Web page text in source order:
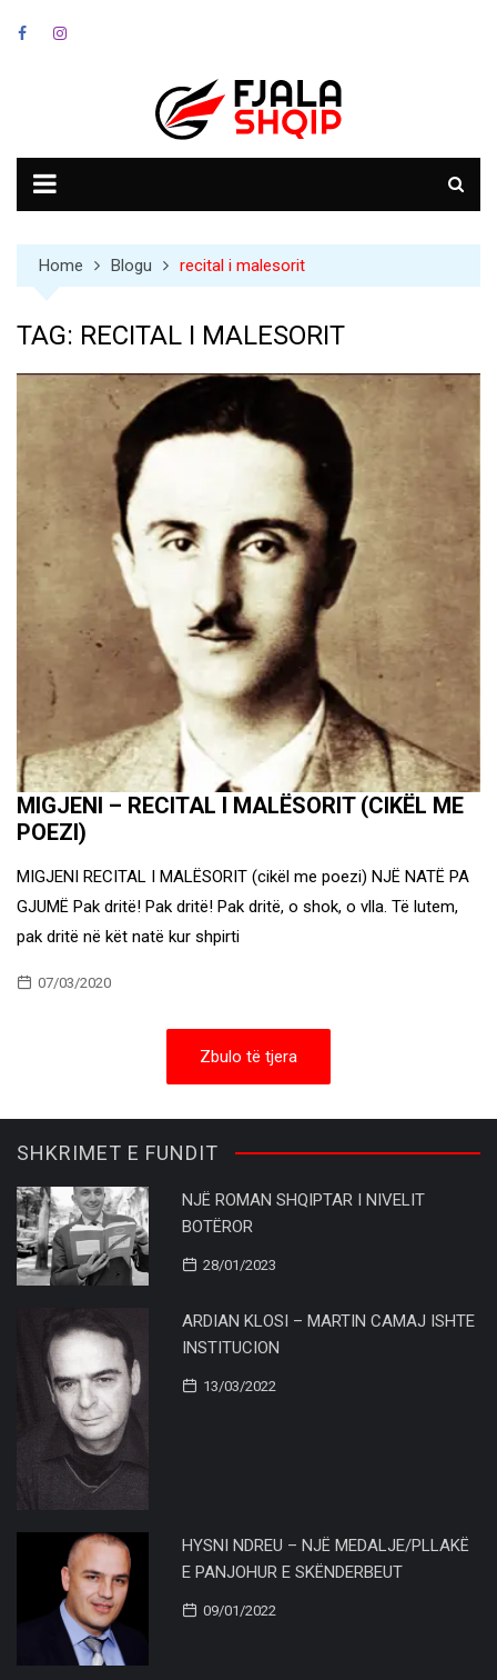
Home Blogu recital i malesorit
TAG: RECITAL I MALESORIT
MIGJENI – RECITAL I MALËSORIT (CIKËL ME
POEZI)
MIGJENI RECITAL I MALËSORIT (cikël me poezi) NJË NATË PA
GJUMË Pak dritë! Pak dritë! Pak dritë, o shok, o vlla. Të lutem,
pak dritë në kët natë kur shpirti
07/03/2020
Zbulo të tjera
SHKRIMET E FUNDIT
NJË ROMAN SHQIPTAR I NIVELIT
BOTËROR
28/01/2023
ARDIAN KLOSI – MARTIN CAMAJ ISHTE
INSTITUCION
13/03/2022
HYSNI NDREU – NJË MEDALJE/PLLAKË
E PANJOHUR E SKËNDERBEUT
09/01/2022